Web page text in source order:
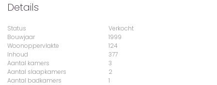
Details
Status
Verkocht
Bouwjaar
1999
Woonoppervlakte
124
Inhoud
377
Aantal kamers
3
Aantal slaapkamers
2
Aantal badkamers
1